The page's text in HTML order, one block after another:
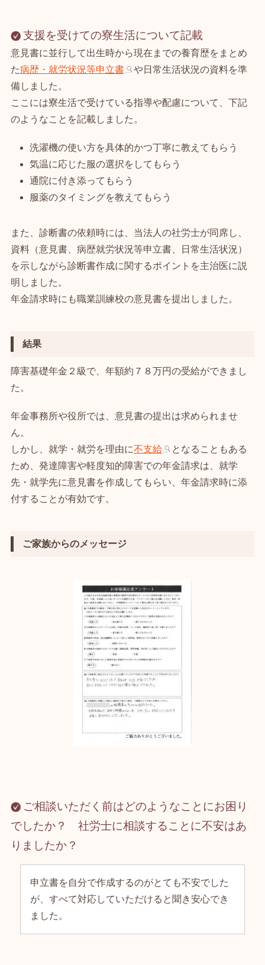
支援を受けての寮生活について記載
意見書に並行して出生時から現在までの養育歴をまとめ
た病歴・就労状況等申立書
や日常生活状況の資料を準
備しました。
ここには寮生活で受けている指導や配慮について、下記
のようなことを記載しました。
洗濯機の使い方を具体的かつ丁寧に教えてもらう
気温に応じた服の選択をしてもらう
通院に付き添ってもらう
服薬のタイミングを教えてもらう
また、診断書の依頼時には、当法人の社労士が同席し、
資料（意見書、病歴就労状況等申立書、日常生活状況）
を示しながら診断書作成に関するポイントを主治医に説
明しました。
年金請求時にも職業訓練校の意見書を提出しました。
結果
障害基礎年金２級で、年額約７８万円の受給ができまし
た。
年金事務所や役所では、意見書の提出は求められませ
ん。
しかし、就学・就労を理由に不支給
となることもある
ため、発達障害や軽度知的障害での年金請求は、就学
先・就学先に意見書を作成してもらい、年金請求時に添
付することが有効です。
ご家族からのメッセージ
ご相談いただく前はどのようなことにお困り
でしたか？ 社労士に相談することに不安はあ
りましたか？
申立書を自分で作成するのがとても不安でした
が、すべて対応していただけると聞き安心でき
ました。